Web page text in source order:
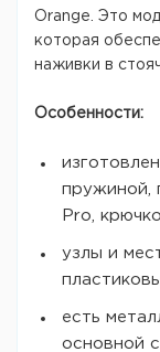
Orange. Это
которая
наживки в
Особенности:
пружиной,
Pro,
узлы и
есть
основной